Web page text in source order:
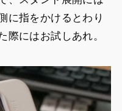
に指をかけるとわり
際にはお試しあれ。